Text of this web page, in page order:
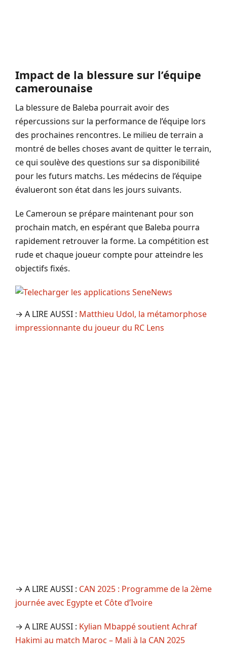
Impact de la blessure sur l’équipe
camerounaise
La blessure de Baleba pourrait avoir des
répercussions sur la performance de l’équipe lors
des prochaines rencontres. Le milieu de terrain a
montré de belles choses avant de quitter le terrain,
ce qui soulève des questions sur sa disponibilité
pour les futurs matchs. Les médecins de l’équipe
évalueront son état dans les jours suivants.
Le Cameroun se prépare maintenant pour son
prochain match, en espérant que Baleba pourra
rapidement retrouver la forme. La compétition est
rude et chaque joueur compte pour atteindre les
objectifs fixés.
→ A LIRE AUSSI : Matthieu Udol, la métamorphose
impressionnante du joueur du RC Lens
→ A LIRE AUSSI : CAN 2025 : Programme de la 2ème
journée avec Egypte et Côte d’Ivoire
→ A LIRE AUSSI : Kylian Mbappé soutient Achraf
Hakimi au match Maroc – Mali à la CAN 2025